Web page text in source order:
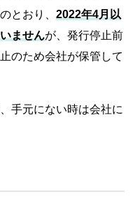
とおり、 2022年4月以
ませんが、発行停止前
のため会社が保管して
手元にない時は会社に